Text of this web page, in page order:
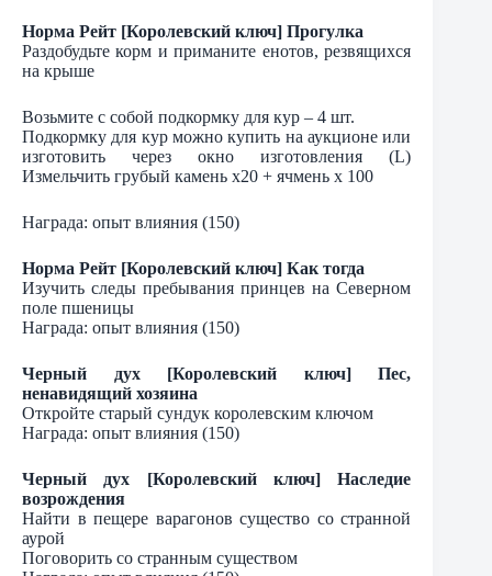
Норма Рейт [Королевский ключ] Прогулка
Раздобудьте корм и приманите енотов, резвящихся
на крыше
Возьмите с собой подкормку для кур – 4 шт.
Подкормку для кур можно купить на аукционе или
изготовить через окно изготовления (L)
Измельчить грубый камень х20 + ячмень х 100
Награда: опыт влияния (150)
Норма Рейт [Королевский ключ] Как тогда
Изучить следы пребывания принцев на Северном
поле пшеницы
Награда: опыт влияния (150)
Черный дух [Королевский ключ] Пес,
ненавидящий хозяина
Откройте старый сундук королевским ключом
Награда: опыт влияния (150)
Черный дух [Королевский ключ] Наследие
возрождения
Найти в пещере варагонов существо со странной
аурой
Поговорить со странным существом